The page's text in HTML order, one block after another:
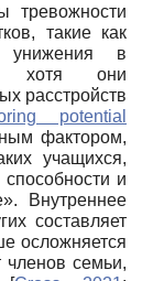
тревожности
такие как
унижения в
хотя они
расстройств
potential
фактором,
учащихся,
и
Внутреннее
составляет
осложняется
семьи,